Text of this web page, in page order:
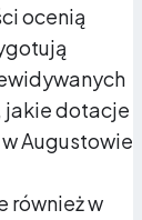
ocenią
jakie dotacje
Augustowie
również w